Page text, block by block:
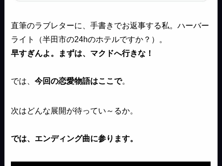
直筆のラブレターに、手書きでお返事する私。ハーバー
ライト（半田市の24hのホテルですか？）。
早すぎんよ。まずは、マクドへ行きな！
では、今回の恋愛物語はここで。
次はどんな展開が待ってい～るか。
では、エンディング曲に参ります。